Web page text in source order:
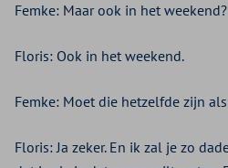
Femke: Maar ook in het weekend?
Floris: Ook in het weekend.
Femke: Moet die hetzelfde zijn
Floris: Ja zeker. En ik zal je zo